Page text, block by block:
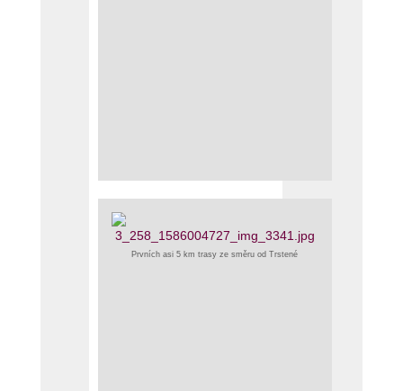
Prvních asi 5 km trasy ze směru od Trstené